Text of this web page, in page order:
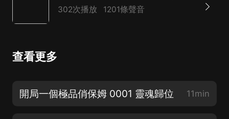
302次播放 1201條聲音
查看更多
開局一個極品俏保姆 0001 靈魂歸位 11min